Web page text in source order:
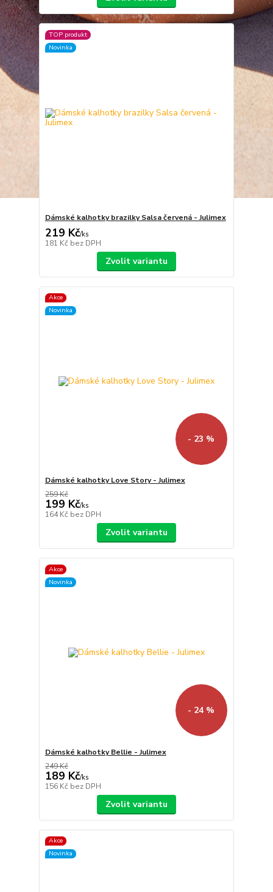
TOP produkt
Novinka
Dámské kalhotky brazilky Salsa červená - Julimex
219 Kč/ks
181 Kč bez DPH
Zvolit variantu
Akce
Novinka
- 23 %
Dámské kalhotky Love Story - Julimex
259 Kč
199 Kč/ks
164 Kč bez DPH
Zvolit variantu
Akce
Novinka
- 24 %
Dámské kalhotky Bellie - Julimex
249 Kč
189 Kč/ks
156 Kč bez DPH
Zvolit variantu
Akce
Novinka